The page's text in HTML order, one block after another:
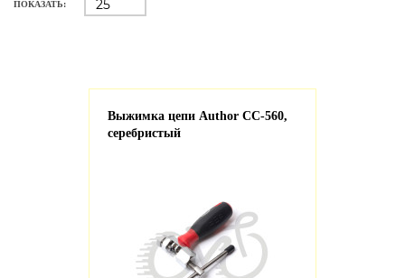
ПОКАЗАТЬ:
Выжимка цепи Author CC-560,
серебристый